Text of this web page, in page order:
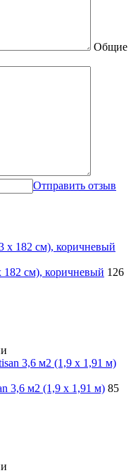
Общие
Отправить отзыв
см), коричневый 126
3,6 м2 (1,9 x 1,91 м) 85